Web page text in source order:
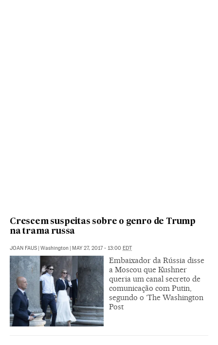
Crescem suspeitas sobre o genro de Trump
na trama russa
JOAN FAUS | Washington | MAY 27, 2017 - 13:00 EDT
Embaixador da Rússia disse
a Moscou que Kushner
queria um canal secreto de
comunicação com Putin,
segundo o ‘The Washington
Post